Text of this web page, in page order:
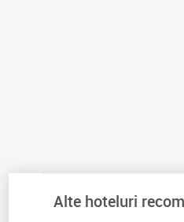
Alte hoteluri